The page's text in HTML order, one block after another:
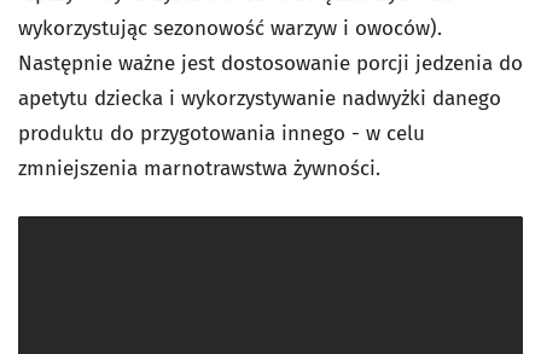
wykorzystując sezonowość warzyw i owoców).
Następnie ważne jest dostosowanie porcji jedzenia do
apetytu dziecka i wykorzystywanie nadwyżki danego
produktu do przygotowania innego - w celu
zmniejszenia marnotrawstwa żywności.